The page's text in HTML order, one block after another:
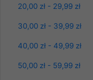
20,00 zł - 29,99 zł
30,00 zł - 39,99 zł
40,00 zł - 49,99 zł
50,00 zł - 59,99 zł